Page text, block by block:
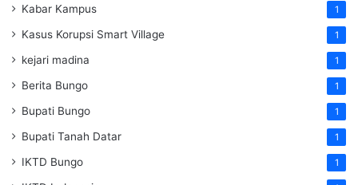
Kabar Kampus 1
Kasus Korupsi Smart Village 1
kejari madina 1
Berita Bungo 1
Bupati Bungo 1
Bupati Tanah Datar 1
IKTD Bungo 1